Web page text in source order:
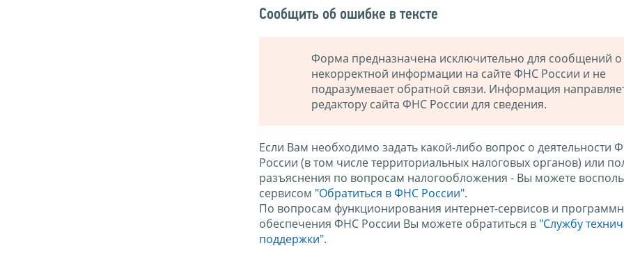
Сообщить об ошибке в тексте
Форма предназначена исключительно для сообщений о
некорректной информации на сайте ФНС России и не
подразумевает обратной связи. Информация
редактору сайта ФНС России для сведения.
Если Вам необходимо задать какой-либо вопрос о деятельности
России (в том числе территориальных налоговых органов) или
разъяснения по вопросам налогообложения - Вы можете
сервисом "Обратиться в ФНС России".
По вопросам функционирования интернет-сервисов и
обеспечения ФНС России Вы можете обратиться в "Службу
поддержки".